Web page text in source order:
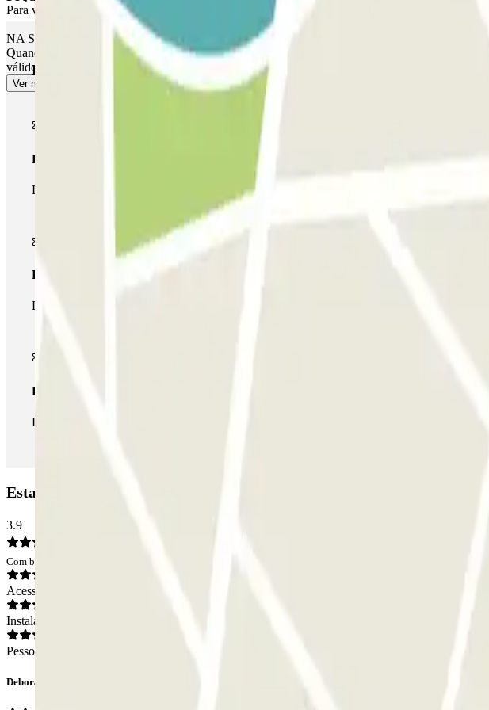
Para voltar a entrar no parque de estacionamento, conduza o seu carro de volta para a barreira de
NA SUA SAÍDA:
Quando sair com o seu veículo, pare em frente da barreira e o leitor reconhecerá a sua chapa
válido da sua reserva, a barreira não se abrirá. Terá de ir à cabine de controlo ou ao caixa para
Ver mais
Produtos Parclick
Passe simples
Durante a sua estadia, só poderá entrar e sair do parque de estacionamento uma vez.
Passe multiestacionamento
Durante a sua estadia, pode utilizar toda a rede de parques de estacionamento deste
Passe ilimitado
Durante a sua estadia, pode entrar e sair do parque de estacionamento as vezes que quiser.
Estacionamento APK2 Plaza de la Paz: Opiniões
3.9
Com base em 35 opiniões
Acesso
Instalações
Pessoal
Deborah